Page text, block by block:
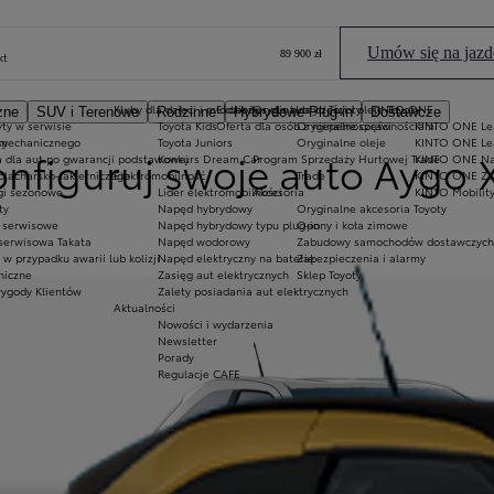
SUV i Terenowe Rodzinne Hybrydowe Plug-in
Dostawcze
Ekobonus dla hybryd Toyoty
Oferta dla osób z niepełnosprawnościami
Kluby dla dzieci i młodzieży
Toyota Kids
Toyota Juniors
Konkurs Dream Car
Elektromobilność
Lider elektromobilności
Napęd hybrydowy
Napęd hybrydowy typu plug-in
Napęd wodorowy
Napęd elektryczny na baterię
Zasięg aut elektrycznych
Zalety posiadania aut elektrycznych
Aktualności
Nowości i wydarzenia
Newsletter
Porady
Regulacje CAFE
KINTO ONE
KINTO ONE
KINTO ONE
KINTO ONE
KINTO ONE
KINTO Mobility
w serwisie
dla aut po gwarancji podstawowej
lakierniczego
sezonowe
serwisowe
Takata
w przypadku awarii lub kolizji
Klientów
Oryginalne części i oleje Toyoty
Oryginalne części
Oryginalne oleje
Program Sprzedaży Hurtowej Trade
Trade
Akcesoria
Oryginalne akcesoria Toyoty
Opony i koła zimowe
Zabudowy samochodów dostawczych
Zabezpieczenia i alarmy
Sklep Toyoty
do nawigacji w widoku 360.
89 900 zł Umów się na
swoje auto Aygo